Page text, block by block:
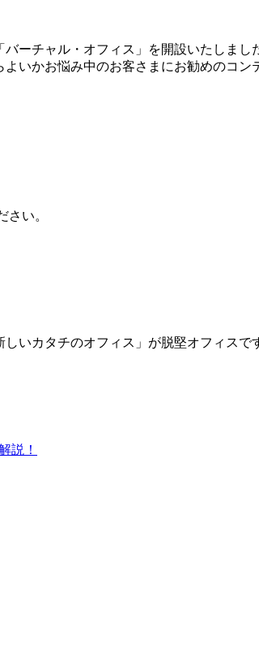
ーチャル・オフィス」を開設いたしまし
いかお悩み中のお客さまにお勧めのコン
い。
いカタチのオフィス」が脱堅オフィスで
説！